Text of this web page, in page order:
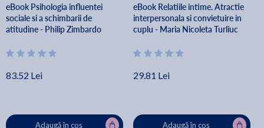
eBook Psihologia influentei
sociale si a schimbarii de
atitudine - Philip Zimbardo
83.52 Lei
Adaugă în coș
eBook Relatiile intime. Atractie
interpersonala si convietuire in
cuplu - Maria Nicoleta Turliuc
29.81 Lei
Adaugă în coș